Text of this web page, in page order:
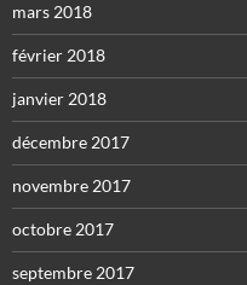
mars 2018
février 2018
janvier 2018
décembre 2017
novembre 2017
octobre 2017
septembre 2017